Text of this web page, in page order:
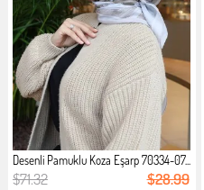
Desenli Pamuklu Koza Eşarp 70334-07...
$71.32 $28.99